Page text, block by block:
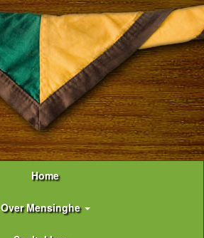
Home
Over Mensinghe